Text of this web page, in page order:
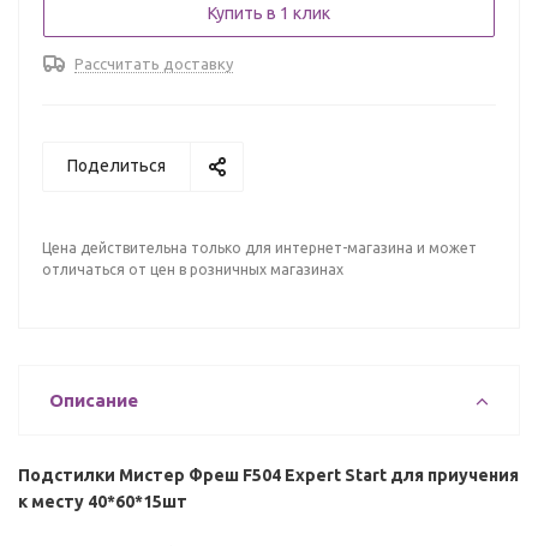
Купить в 1 клик
Рассчитать доставку
Поделиться
Цена действительна только для интернет-магазина и может
отличаться от цен в розничных магазинах
Описание
Подстилки Мистер Фреш F504 Expert Start для приучения
к месту 40*60*15шт